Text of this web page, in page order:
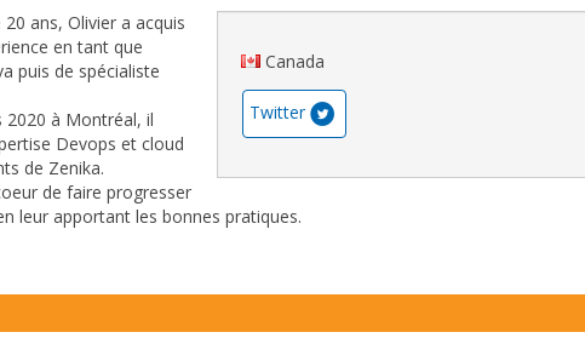
Canada
Twitter
ans, Olivier a acquis
en tant que
puis de spécialiste
2020 à Montréal, il
Devops et cloud
de Zenika.
de faire progresser
leur apportant les bonnes pratiques.